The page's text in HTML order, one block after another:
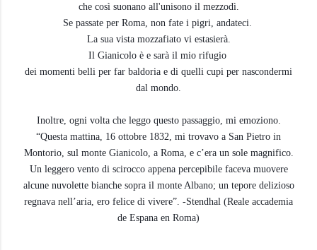
che così suonano all'unisono il mezzodì.
Se passate per Roma, non fate i pigri, andateci.
La sua vista mozzafiato vi estasierà.
Il Gianicolo è e sarà il mio rifugio
dei momenti belli per far baldoria e di quelli cupi per nascondermi
dal mondo.
Inoltre, ogni volta che leggo questo passaggio, mi emoziono.
“Questa mattina, 16 ottobre 1832, mi trovavo a San Pietro in
Montorio, sul monte Gianicolo, a Roma, e c’era un sole magnifico.
Un leggero vento di scirocco appena percepibile faceva muovere
alcune nuvolette bianche sopra il monte Albano; un tepore delizioso
regnava nell’aria, ero felice di vivere”. -Stendhal (Reale accademia
de Espana en Roma)